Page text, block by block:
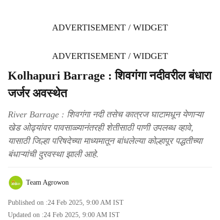
ADVERTISEMENT / WIDGET
ADVERTISEMENT / WIDGET
Kolhapuri Barrage : शिवगंगा नदीवरील बंधारा
जर्जर अवस्थेत
River Barrage : शिवगंगा नदी तसेच कात्रज घाटामधून येणाऱ्या
खेड ओढ्यांवर पावसाळ्यानंतरही शेतीसाठी पाणी उपलब्ध व्हावे,
यासाठी जिल्हा परिषदेच्या माध्यमातून बांधलेल्या कोल्हापूर पद्धतीच्या
बंधाऱ्यांची दुरवस्था झाली आहे.
Team Agrowon
Published on :24 Feb 2025, 9:00 AM IST
Updated on :24 Feb 2025, 9:00 AM IST